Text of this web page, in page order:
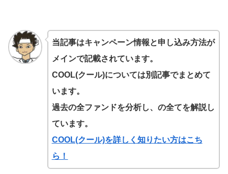
当記事はキャンペーン情報と申し込み方法が
メインで記載されています。
COOL(クール)については別記事でまとめて
います。
過去の全ファンドを分析し、の全てを解説し
ています。
COOL(クール)を詳しく知りたい方はこち
ら！